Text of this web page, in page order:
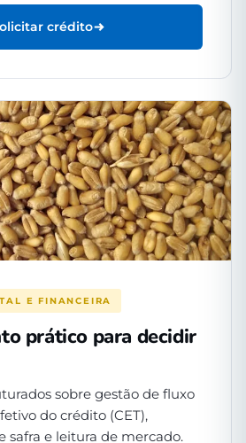
crédito
E FINANCEIRA
prático para decidir
sobre gestão de fluxo
do crédito (CET),
safra e leitura de mercado.